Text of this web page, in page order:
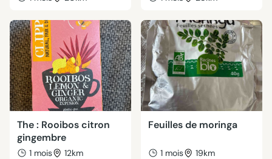
The : Rooibos citron
gingembre
1 mois 12km
Feuilles de moringa
1 mois 19km